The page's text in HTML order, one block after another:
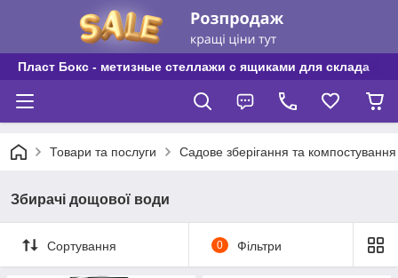
Пласт Бокс - метизные стеллажи с ящиками для склада
Товари та послуги Садове зберігання та компостування
Збирачі дощової води
Сортування 0 Фільтри